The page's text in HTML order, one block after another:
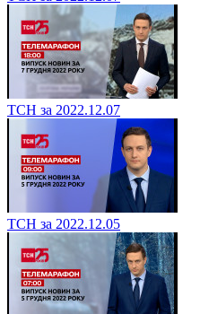
ТСН за 2022.12.07
ТСН за 2022.12.05